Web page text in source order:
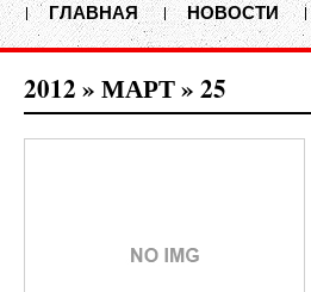
ГЛАВНАЯ НОВОСТИ
2012 » МАРТ» 25